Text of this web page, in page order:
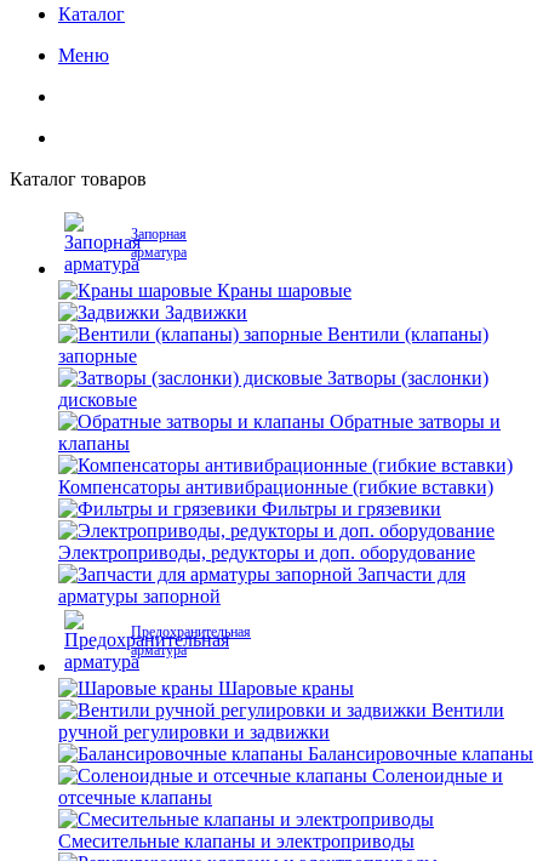
Каталог
Меню
Каталог товаров
Запорная
арматура
Краны шаровые
Задвижки
Вентили (клапаны)
запорные
Затворы (заслонки)
дисковые
Обратные затворы и
клапаны
Компенсаторы антивибрационные (гибкие вставки)
Фильтры и грязевики
Электроприводы, редукторы и доп. оборудование
Запчасти для
арматуры запорной
Предохранительная
арматура
Шаровые краны
Вентили
ручной регулировки и задвижки
Балансировочные клапаны
Соленоидные и
отсечные клапаны
Смесительные клапаны и электроприводы